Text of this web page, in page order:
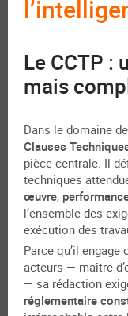
Le CCTP :
mais
Dans le domaine
Clauses
pièce centrale. Il
techniques
œuvre,
l’ensemble des
exécution des
Parce qu’il
acteurs — maître
— sa rédaction
réglementaire